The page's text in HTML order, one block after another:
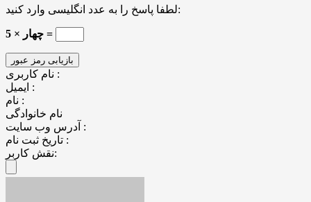
لطفا پاسخ را به عدد انگلیسی وارد کنید:
5 × چهار =
نام کاربری :
ایمیل :
نام :
نام خانوادگی
آدرس وب سایت :
تاریخ ثبت نام :
نقش کاربر: